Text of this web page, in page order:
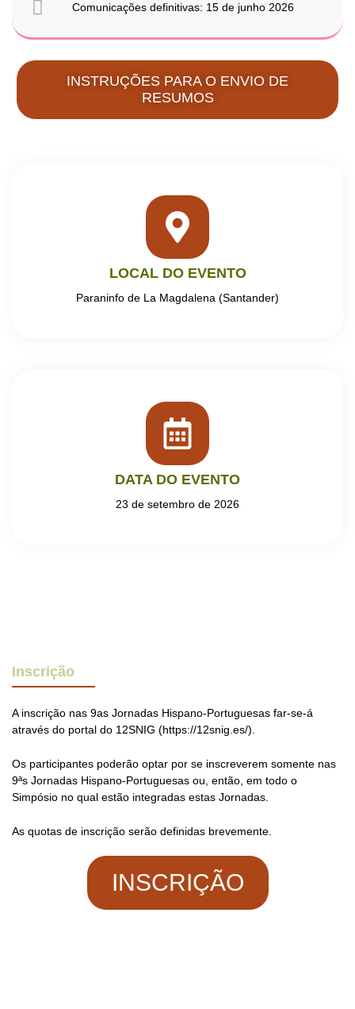
Comunicações definitivas: 15 de junho 2026
INSTRUÇÕES PARA O ENVIO DE
RESUMOS
LOCAL DO EVENTO
Paraninfo de La Magdalena (Santander)
DATA DO EVENTO
23 de setembro de 2026
Inscrição
A inscrição nas 9as Jornadas Hispano-Portuguesas far-se-á
através do portal do 12SNIG (https://12snig.es/).
Os participantes poderão optar por se inscreverem somente nas
9ªs Jornadas Hispano-Portuguesas ou, então, em todo o
Simpósio no qual estão integradas estas Jornadas.
As quotas de inscrição serão definidas brevemente.
INSCRIÇÃO